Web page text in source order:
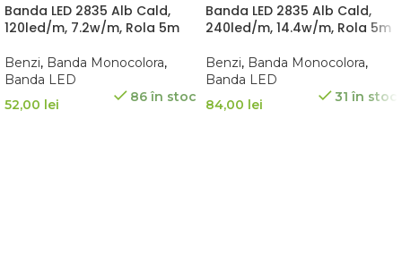
Banda LED 2835 Alb Cald,
120led/m, 7.2w/m, Rola 5m
Benzi, Banda Monocolora,
Banda LED
52,00 lei 86 în stoc
Banda LED 2835 Alb Cald,
240led/m, 14.4w/m, Rola 5m
Benzi, Banda Monocolora,
Banda LED
84,00 lei 31 în stoc